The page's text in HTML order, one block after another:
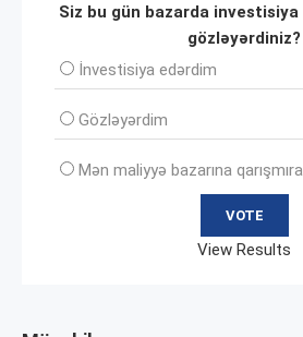
Siz bu gün bazarda
gözləyərdiniz?
İnvеstisiya edərdim
Gözləyərdim
Mən maliyyə bazarına
View Results